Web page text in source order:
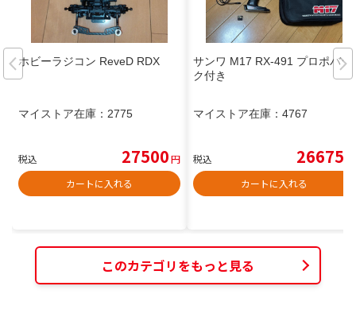
ホビーラジコン ReveD RDX
マイストア在庫： 2775
税込 27500円
カートに入れる
サンワ M17 RX-491 プロポバッ
ク付き
マイストア在庫： 4767
税込 26675
カートに入れる
このカテゴリをもっと見る